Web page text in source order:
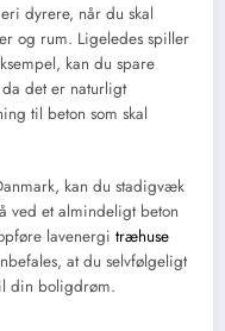
dyrere, når du skal
og rum. Ligeledes spiller
kan du spare
det er naturligt
til beton som skal
kan du stadigvæk
ved et almindeligt beton
lavenergi træhuse
at du selvfølgeligt
din boligdrøm.